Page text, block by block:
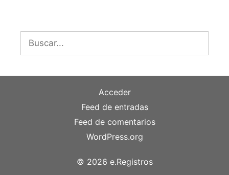
Buscar:
Acceder
Feed de entradas
Feed de comentarios
WordPress.org
© 2026 e.Registros